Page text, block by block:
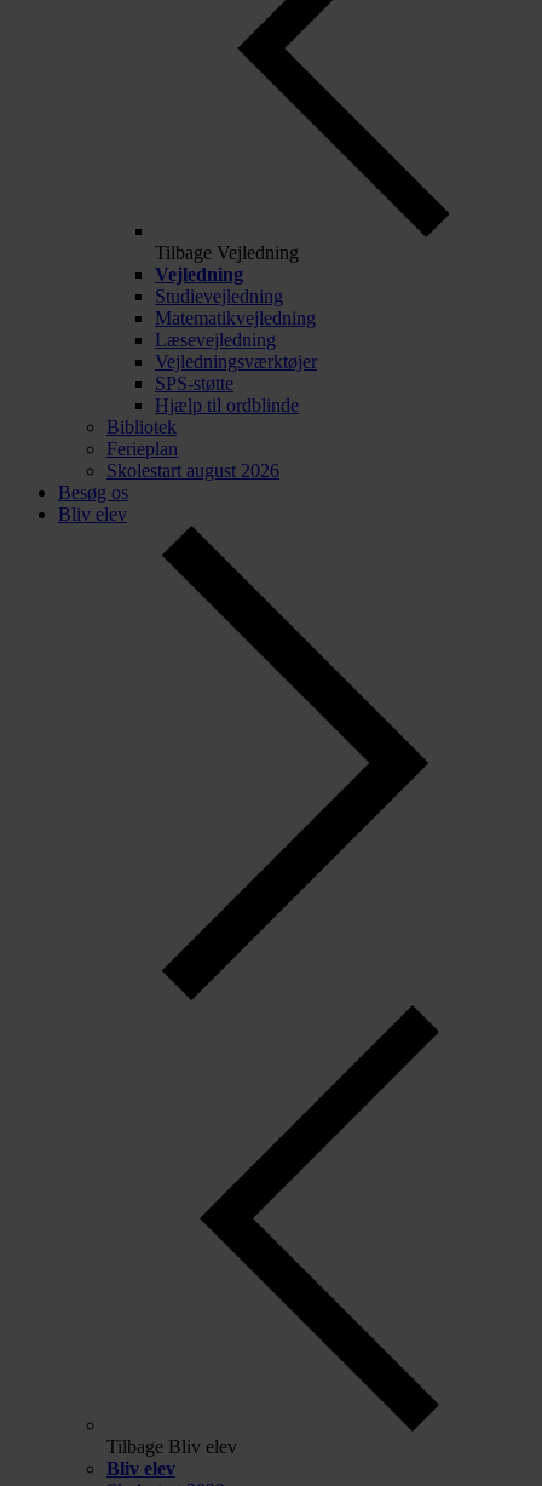
Tilbage Vejledning
Vejledning
Studievejledning
Matematikvejledning
Læsevejledning
Vejledningsværktøjer
SPS-støtte
Hjælp til ordblinde
Bibliotek
Ferieplan
Skolestart august 2026
Besøg os
Bliv elev
Tilbage Bliv elev
Bliv elev